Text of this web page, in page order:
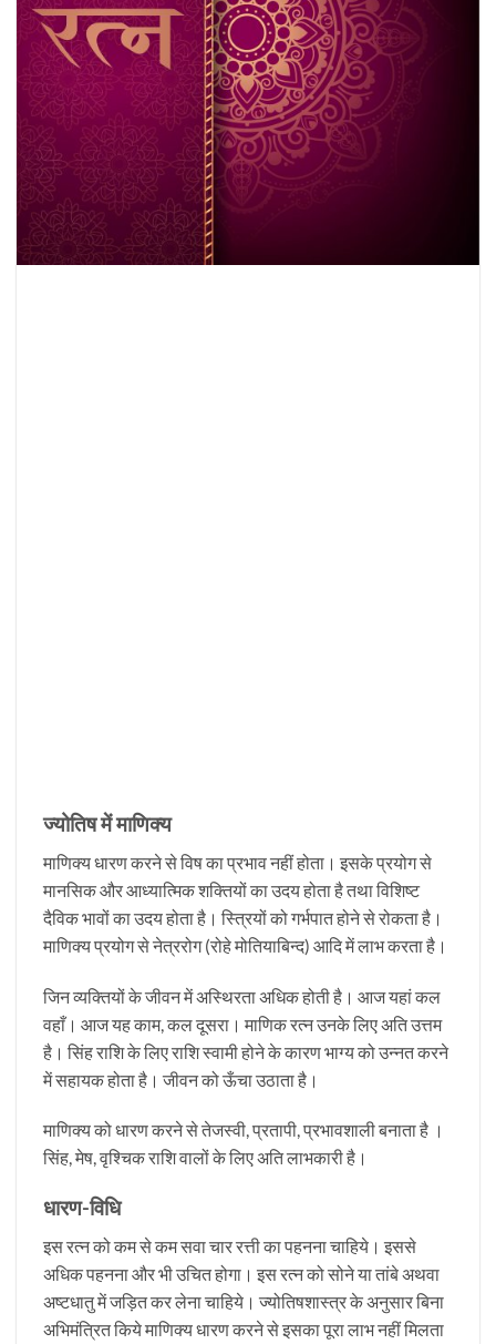
ज्योतिष में माणिक्य
माणिक्य धारण करने से विष का प्रभाव नहीं होता। इसके प्रयोग से
मानसिक और आध्यात्मिक शक्तियों का उदय होता है तथा विशिष्ट
दैविक भावों का उदय होता है। स्त्रियों को गर्भपात होने से रोकता है।
माणिक्य प्रयोग से नेत्ररोग (रोहे मोतियाबिन्द) आदि में लाभ करता है।
जिन व्यक्तियों के जीवन में अस्थिरता अधिक होती है। आज यहां कल
वहाँ। आज यह काम, कल दूसरा। माणिक रत्न उनके लिए अति उत्तम
है। सिंह राशि के लिए राशि स्वामी होने के कारण भाग्य को उन्नत करने
में सहायक होता है। जीवन को ऊँचा उठाता है।
माणिक्य को धारण करने से तेजस्वी, प्रतापी, प्रभावशाली बनाता है ।
सिंह, मेष, वृश्चिक राशि वालों के लिए अति लाभकारी है।
धारण-विधि
इस रत्न को कम से कम सवा चार रत्ती का पहनना चाहिये। इससे
अधिक पहनना और भी उचित होगा। इस रत्न को सोने या तांबे अथवा
अष्टधातु में जड़ित कर लेना चाहिये। ज्योतिषशास्त्र के अनुसार बिना
अभिमंत्रित किये माणिक्य धारण करने से इसका पूरा लाभ नहीं मिलता